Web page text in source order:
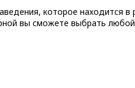
которое находится в
вы сможете выбрать любой